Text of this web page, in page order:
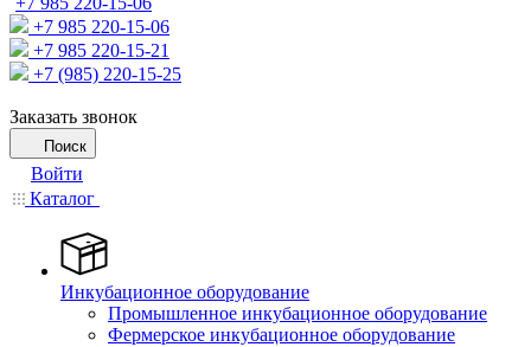
+7 985 220-15-06
+7 985 220-15-21
+7 (985) 220-15-25
Заказать звонок
Поиск
Войти
Каталог
Инкубационное оборудование
Промышленное инкубационное оборудование
Фермерское инкубационное оборудование